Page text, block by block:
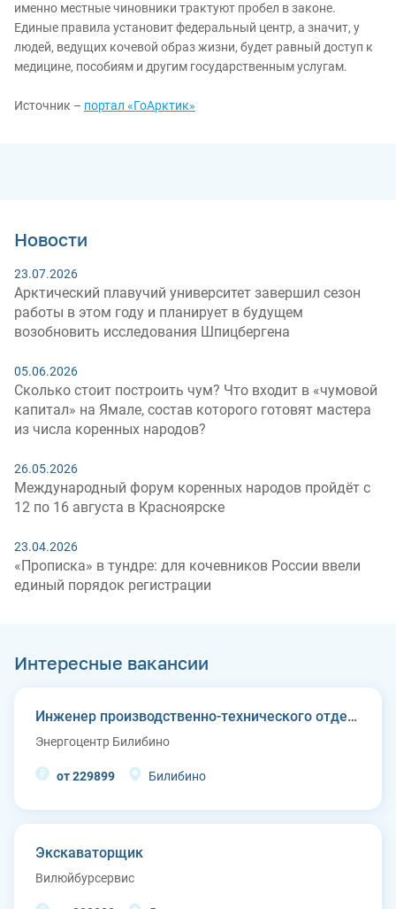
именно местные чиновники трактуют пробел в законе.
Единые правила установит федеральный центр, а значит, у
людей, ведущих кочевой образ жизни, будет равный доступ к
медицине, пособиям и другим государственным услугам.
Источник – портал «ГоАрктик»
Новости
23.07.2026
Арктический плавучий университет завершил сезон
работы в этом году и планирует в будущем
возобновить исследования Шпицбергена
05.06.2026
Сколько стоит построить чум? Что входит в «чумовой
капитал» на Ямале, состав которого готовят мастера
из числа коренных народов?
26.05.2026
Международный форум коренных народов пройдёт с
12 по 16 августа в Красноярске
23.04.2026
«Прописка» в тундре: для кочевников России ввели
единый порядок регистрации
Интересные вакансии
Инженер производственно-технического отдела
Энергоцентр Билибино
от 229899 Билибино
Экскаваторщик
Вилюйбурсервис